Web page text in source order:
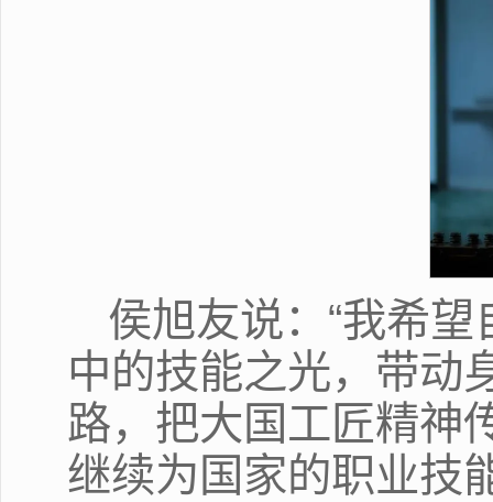
侯旭友说：“我希
中的技能之光，带动
路，把大国工匠精神
继续为国家的职业技